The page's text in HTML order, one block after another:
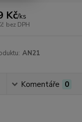
Kč/ks
bez DPH
AN21
Komentáře 0